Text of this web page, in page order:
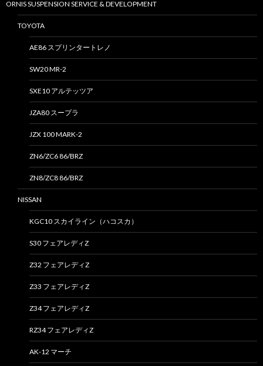
ORNIS SUSPENSION SERVICE & DEVELOPMENT
TOYOTA
AE86 スプリンタートレノ
SW20 MR-2
SXE10 アルテッツア
JZA80 スープラ
JZX 100 MARK-2
ZN6/ZC6 86/BRZ
ZN8/ZC8 86/BRZ
NISSAN
KGC10 スカイライン（ハコスカ）
S30 フェアレディZ
Z32 フェアレディZ
Z33 フェアレディZ
Z34 フェアレディZ
RZ34 フェアレディZ
AK-12 マーチ